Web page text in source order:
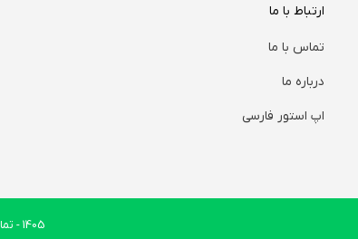
ارتباط با ما
تماس با ما
درباره ما
اپ استور فارسی
1405
-